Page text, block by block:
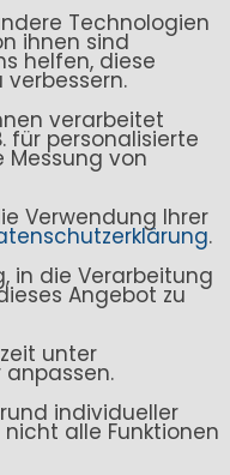
Technologien
ihnen sind
helfen, diese
verbessern.
verarbeitet
für personalisierte
Messung von
Verwendung Ihrer
.
in die Verarbeitung
Angebot zu
unter
individueller
alle Funktionen